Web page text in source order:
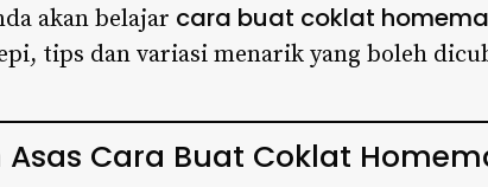
akan belajar cara buat coklat
tips dan variasi menarik yang boleh
Cara Buat Coklat